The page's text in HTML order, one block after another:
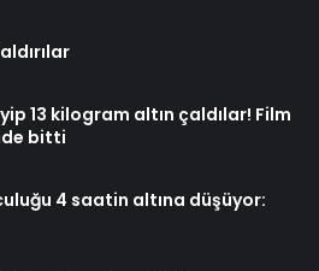
13 kilogram altın çaldılar! Film
bitti
4 saatin altına düşüyor: